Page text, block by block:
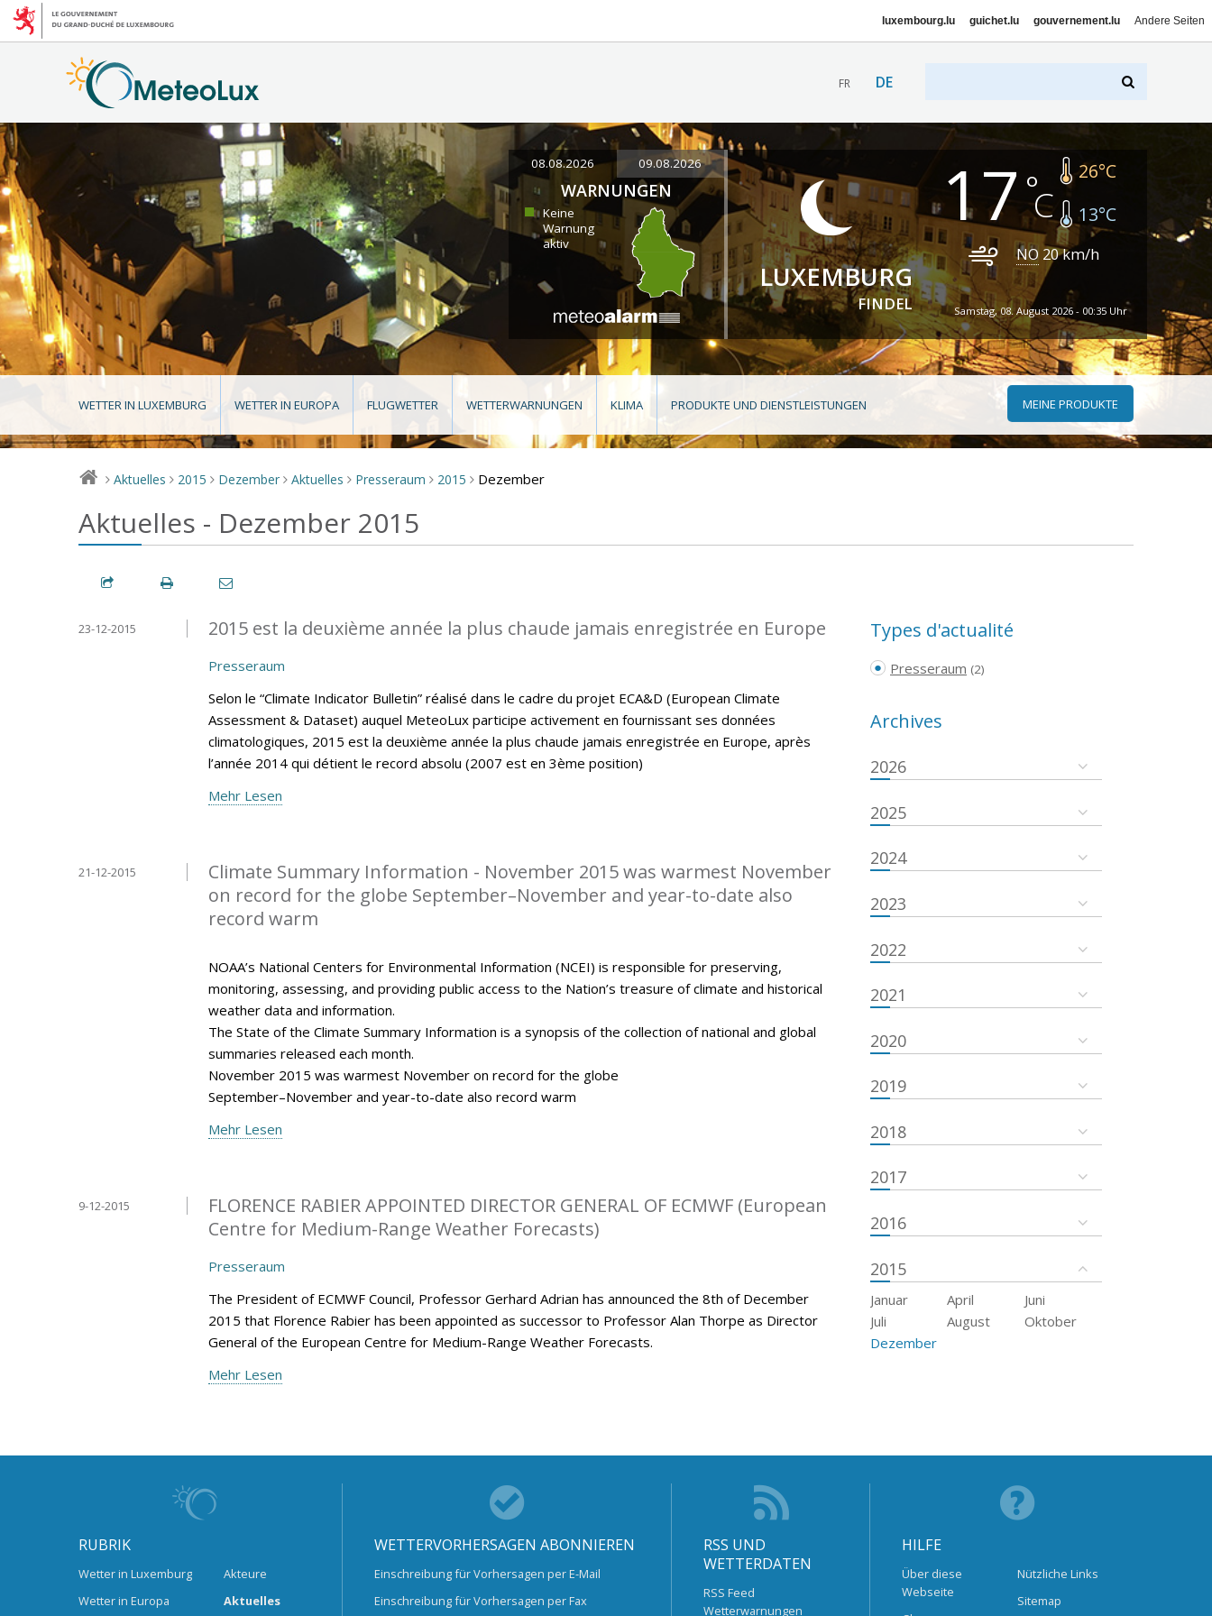
luxembourg.lu guichet.lu gouvernement.lu Andere Seiten
FR DE
08.08.2026 09.08.2026
WARNUNGEN
Keine
Warnung
aktiv
LUXEMBURG
FINDEL
17 26°C
13°C
NO 20km/h
Samstag, 08. August 2026 - 00:35 Uhr
WETTER IN LUXEMBURG WETTER IN EUROPA FLUGWETTER WETTERWARNUNGEN KLIMA PRODUKTE UND DIENSTLEISTUNGEN MEINE PRODUKTE
> Aktuelles > 2015 > Dezember > Aktuelles > Presseraum > 2015 > Dezember
Aktuelles - Dezember 2015
2015 est la deuxième année la plus chaude jamais enregistrée en Europe
23-12-2015
Presseraum
Selon le “Climate Indicator Bulletin” réalisé dans le cadre du projet ECA&D (European Climate
Assessment & Dataset) auquel MeteoLux participe activement en fournissant ses données
climatologiques, 2015 est la deuxième année la plus chaude jamais enregistrée en Europe, après
l’année 2014 qui détient le record absolu (2007 est en 3ème position)
Mehr Lesen
Climate Summary Information - November 2015 was warmest November
on record for the globe September–November and year-to-date also
record warm
21-12-2015
NOAA’s National Centers for Environmental Information (NCEI) is responsible for preserving,
monitoring, assessing, and providing public access to the Nation’s treasure of climate and historical
weather data and information.
The State of the Climate Summary Information is a synopsis of the collection of national and global
summaries released each month.
November 2015 was warmest November on record for the globe
September–November and year-to-date also record warm
Mehr Lesen
FLORENCE RABIER APPOINTED DIRECTOR GENERAL OF ECMWF (European
Centre for Medium-Range Weather Forecasts)
9-12-2015
Presseraum
The President of ECMWF Council, Professor Gerhard Adrian has announced the 8th of December
2015 that Florence Rabier has been appointed as successor to Professor Alan Thorpe as Director
General of the European Centre for Medium-Range Weather Forecasts.
Mehr Lesen
Types d'actualité
Presseraum (2)
Archives
2026
2025
2024
2023
2022
2021
2020
2019
2018
2017
2016
2015
Januar April
Juni
Juli
August
Oktober
Dezember
RUBRIK
Wetter in Luxemburg
Wetter in Europa
Akteure
Aktuelles
WETTERVORHERSAGEN ABONNIEREN
Einschreibung für Vorhersagen per E-Mail
Einschreibung für Vorhersagen per Fax
RSS UND
WETTERDATEN
RSS Feed
Wetterwarnungen
HILFE
Über diese
Webseite
Nützliche Links
Sitemap